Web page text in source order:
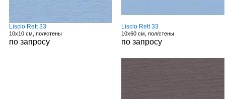
Liscio Rett 33
10x10 см, пол/стены
по запросу
Liscio Rett 33
10x60 см, пол/стены
по запросу